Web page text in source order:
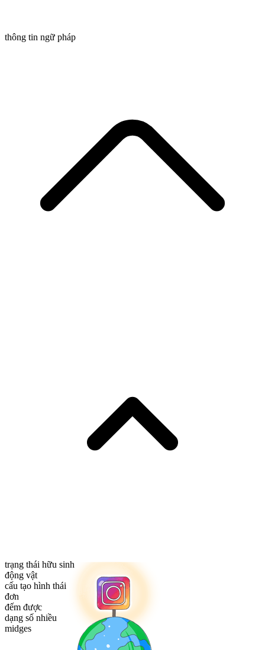
thông tin ngữ pháp
trạng thái hữu sinh
động vật
cấu tạo hình thái
đơn
đếm được
dạng số nhiều
midges